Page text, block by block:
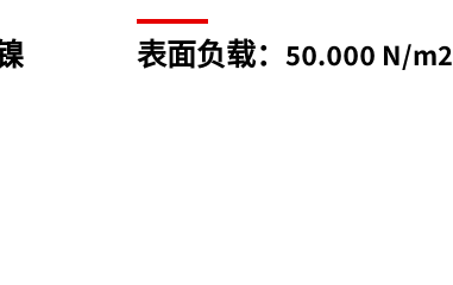
表面负载：50.000 N/m2